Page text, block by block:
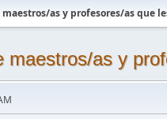
maestros/as y profesores/as que
maestros/as y